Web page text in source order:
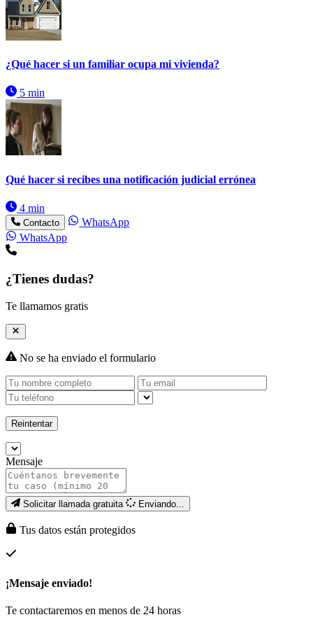
¿Qué hacer si un familiar ocupa mi vivienda?
5 min
Qué hacer si recibes una notificación judicial errónea
4 min
Contacto
WhatsApp
WhatsApp
¿Tienes dudas?
Te llamamos gratis
No se ha enviado el formulario
Reintentar
Mensaje
Solicitar llamada gratuita Enviando...
Tus datos están protegidos
¡Mensaje enviado!
Te contactaremos en menos de 24 horas